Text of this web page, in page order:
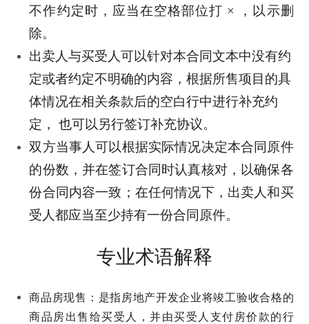
不作约定时，应当在空格部位打 × ，以示删
除。
出卖人与买受人可以针对本合同文本中没有约
定或者约定不明确的内容，根据所售项目的具
体情况在相关条款后的空白行中进行补充约
定， 也可以另行签订补充协议。
双方当事人可以根据实际情况决定本合同原件
的份数，并在签订合同时认真核对，以确保各
份合同内容一致；在任何情况下，出卖人和买
受人都应当至少持有一份合同原件。
专业术语解释
商品房现售：是指房地产开发企业将竣工验收合格的
商品房出售给买受人，并由买受人支付房价款的行